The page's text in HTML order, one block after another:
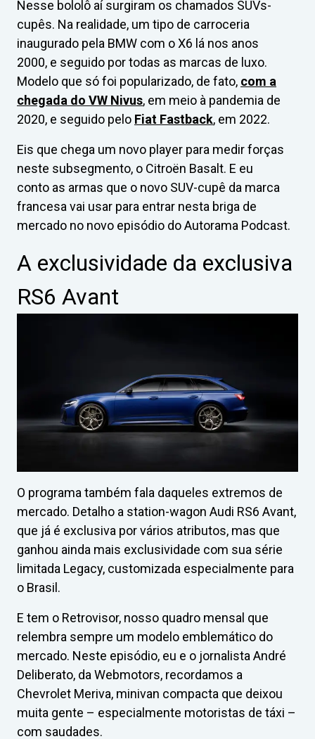
Nesse bololô aí surgiram os chamados SUVs-
cupês. Na realidade, um tipo de carroceria
inaugurado pela BMW com o X6 lá nos anos
2000, e seguido por todas as marcas de luxo.
Modelo que só foi popularizado, de fato, com a
chegada do VW Nivus, em meio à pandemia de
2020, e seguido pelo Fiat Fastback, em 2022.
Eis que chega um novo player para medir forças
neste subsegmento, o Citroën Basalt. E eu
conto as armas que o novo SUV-cupê da marca
francesa vai usar para entrar nesta briga de
mercado no novo episódio do Autorama Podcast.
A exclusividade da exclusiva
RS6 Avant
O programa também fala daqueles extremos de
mercado. Detalho a station-wagon Audi RS6 Avant,
que já é exclusiva por vários atributos, mas que
ganhou ainda mais exclusividade com sua série
limitada Legacy, customizada especialmente para
o Brasil.
E tem o Retrovisor, nosso quadro mensal que
relembra sempre um modelo emblemático do
mercado. Neste episódio, eu e o jornalista André
Deliberato, da Webmotors, recordamos a
Chevrolet Meriva, minivan compacta que deixou
muita gente – especialmente motoristas de táxi –
com saudades.